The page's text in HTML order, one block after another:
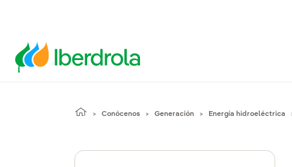
Conócenos Generación Energía hidroeléctrica